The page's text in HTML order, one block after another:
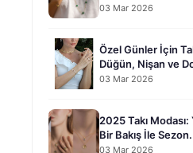
03 Mar 2026
Özel Günler İçin
Düğün, Nişan ve
03 Mar 2026
2025 Takı
Bir Bakış İle
03 Mar 2026